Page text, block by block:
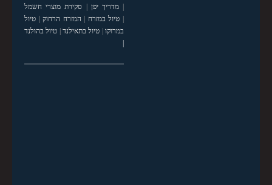
|מדריך יפן
סקירת מוצרי חשמל
טיול במזרח המזרח הרחוק| טיול
במרוקו| טיול בתאילנד| טיול בהולנד